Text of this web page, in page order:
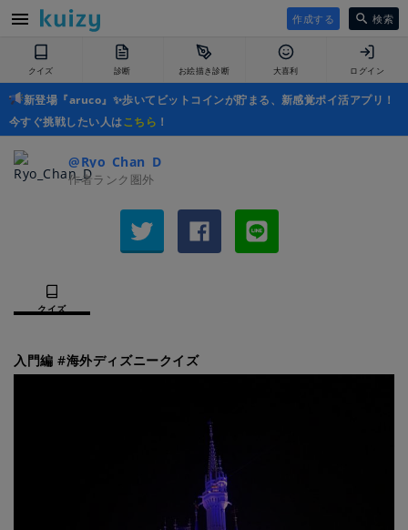
作成する 検索
クイズ 診断 お絵描き診断 大喜利 ログイン
新登場『aruco』✨歩いてビットコインが貯まる、新感覚ポイ活アプリ！
今すぐ挑戦したい人はこちら ！
@Ryo_Chan_D
作者ランク圏外
クイズ
入門編 #海外ディズニークイズ